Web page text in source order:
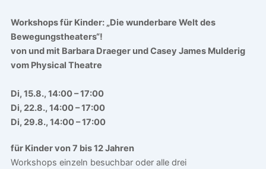
Workshops für Kinder: „Die wunderbare Welt des
Bewegungstheaters“!
von und mit Barbara Draeger und Casey James Mulderig
vom Physical Theatre
Di, 15.8., 14:00 – 17:00
Di, 22.8., 14:00 – 17:00
Di, 29.8., 14:00 – 17:00
für Kinder von 7 bis 12 Jahren
Workshops einzeln besuchbar oder alle drei